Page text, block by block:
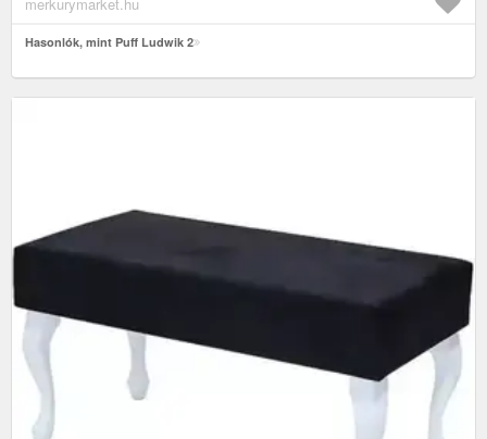
Hasonlók, mint Puff Ludwik 2